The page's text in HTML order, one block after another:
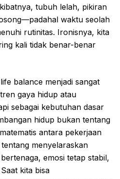
tubuh lelah, pikiran
waktu seolah
rutinitas. Ironisnya, kita
kali tidak benar-benar
balance menjadi sangat
gaya hidup atau
sebagai kebutuhan dasar
hidup bukan tentang
antara pekerjaan
menyelaraskan
emosi tetap stabil,
kita bisa